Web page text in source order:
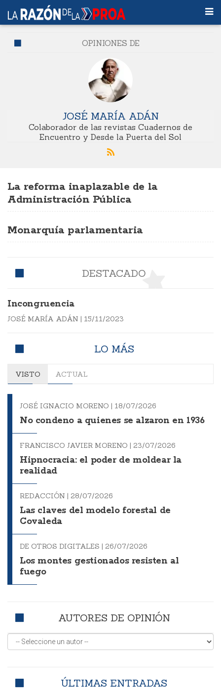
OPINIONES DE
JOSÉ MARÍA ADÁN
Colaborador de las revistas Cuadernos de
Encuentro y Desde la Puerta del Sol
La reforma inaplazable de la
Administración Pública
Monarquía parlamentaria
DESTACADO
Incongruencia
JOSÉ MARÍA ADÁN | 15/11/2023
LO MÁS
VISTO ACTUAL
JOSÉ IGNACIO MORENO | 18/07/2026
No condeno a quienes se alzaron en 1936
FRANCISCO JAVIER MORENO | 23/07/2026
Hipnocracia: el poder de moldear la
realidad
REDACCIÓN | 28/07/2026
Las claves del modelo forestal de
Covaleda
DE OTROS DIGITALES | 26/07/2026
Los montes gestionados resisten al
fuego
AUTORES DE OPINIÓN
ÚLTIMAS ENTRADAS